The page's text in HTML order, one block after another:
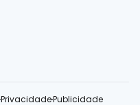
PrivacidadePublicidade